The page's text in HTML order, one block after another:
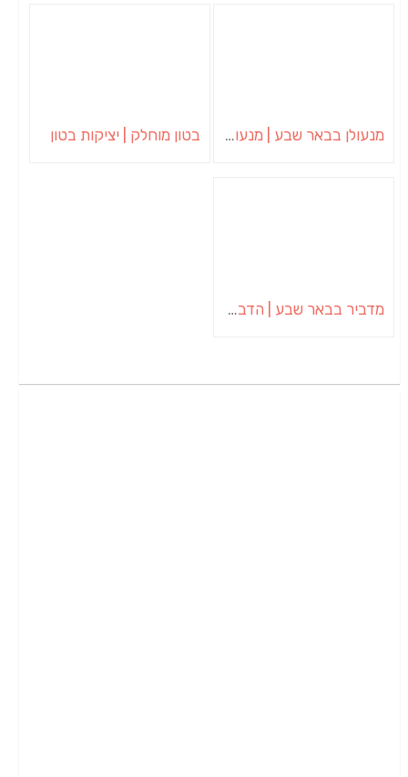
מנעולן בבאר שבע | מנעולן באופקים | ויטלי המנעולן בטון מוחלק | יציקות בטון
מדביר בבאר שבע | הדברה בבאר שבע | יוגב הדברות